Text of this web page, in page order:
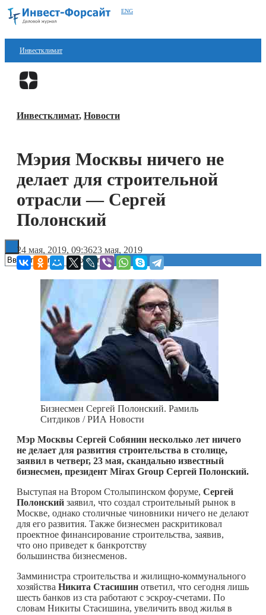
ENG
Инвестклимат
Финансы
Блокчейн
Технологии
Книги
Инвестклимат, Новости
Мэрия Москвы ничего не
делает для строительной
отрасли — Сергей
Полонский
24 мая, 2019, 09:3623 мая, 2019
Бизнесмен Сергей Полонский. Рамиль
Ситдиков / РИА Новости
Мэр Москвы Сергей Собянин несколько лет ничего
не делает для развития строительства в столице,
заявил в четверг, 23 мая, скандально известный
бизнесмен, президент Mirax Group Сергей Полонский.
Выступая на Втором Столыпинском форуме, Сергей
Полонский заявил, что создал строительный рынок в
Москве, однако столичные чиновники ничего не делают
для его развития. Также бизнесмен раскритиковал
проектное финансирование строительства, заявив,
что оно приведет к банкротству
большинства бизнесменов.
Замминистра строительства и жилищно-коммунального
хозяйства Никита Стасишин ответил, что сегодня лишь
шесть банков из ста работают с эскроу-счетами. По
словам Никиты Стасишина, увеличить ввод жилья в